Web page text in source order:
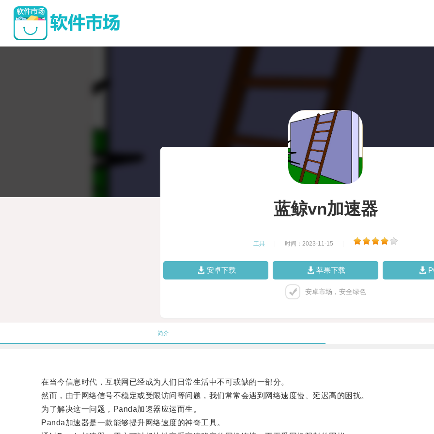
蓝鲸vn加速器
工具 时间：2023-11-15
安卓下载 苹果下载
安卓市场，安全绿色
简介
在当今信息时代，互联网已经成为人们日常生活中不可或缺的一部分。
然而，由于网络信号不稳定或受限访问等问题，我们常常会遇到网络速度慢、延迟高的困扰。
为了解决这一问题，Panda加速器应运而生。
Panda加速器是一款能够提升网络速度的神奇工具。